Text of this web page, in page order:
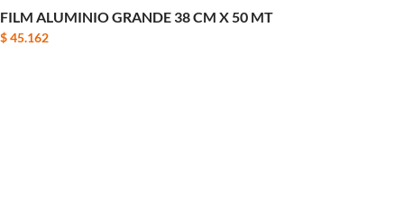
FILM ALUMINIO GRANDE 38 CM X 50 MT
$45.162